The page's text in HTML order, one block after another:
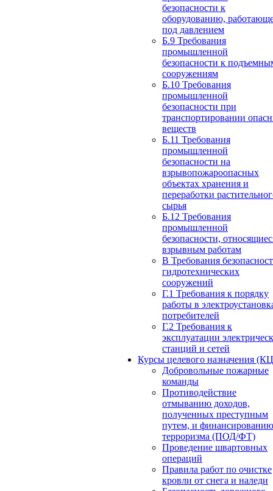
безопасности к
оборудованию,
под давлением
Б.9 Требования
промышленной
безопасности к
сооружениям
Б.10 Требования
промышленной
безопасности при
транспортировании
веществ
Б.11 Требования
промышленной
безопасности на
взрывопожароопасных
объектах хранения и
переработки
сырья
Б.12 Требования
промышленной
безопасности,
взрывным работам
В Требования
гидротехнических
сооружений
Г.1 Требования к порядку
работы в
потребителей
Г.2 Требования к
эксплуатации
станций и сетей
Курсы целевого назначения
Добровольные пожарные
команды
Противодействие
отмыванию доходов,
полученных преступным
путем, и финансированию
терроризма (ПОД/ФТ)
Проведение швартовных
операций
Правила работ по очистке
кровли от снега и наледи